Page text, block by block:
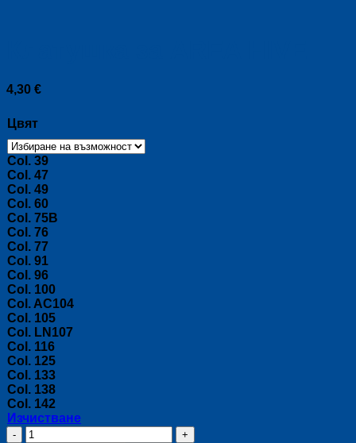
4,30 €
Цвят
Col. 39
Col. 47
Col. 49
Col. 60
Col. 75B
Col. 76
Col. 77
Col. 91
Col. 96
Col. 100
Col. AC104
Col. 105
Col. LN107
Col. 116
Col. 125
Col. 133
Col. 138
Col. 142
Изчистване
количество